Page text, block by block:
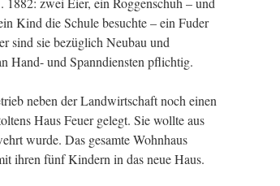
Kind die Schule besuchte – ein Fuder
sind sie bezüglich Neubau und
Hand- und Spanndiensten pflichtig.
neben der Landwirtschaft noch einen
Haus Feuer gelegt. Sie wollte aus
wurde. Das gesamte Wohnhaus
ihren fünf Kindern in das neue Haus.